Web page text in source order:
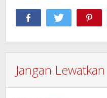
Jangan Lewatkan